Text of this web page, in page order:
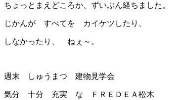
ちょっとまえどころか、ずいぶん経ちました。
じかんが すべてを カイケツしたり、
しなかったり、 ねぇ～。
週末 しゅうまつ 建物見学会
気分 十分 充実 な ＦＲＥＤＥＡ松木